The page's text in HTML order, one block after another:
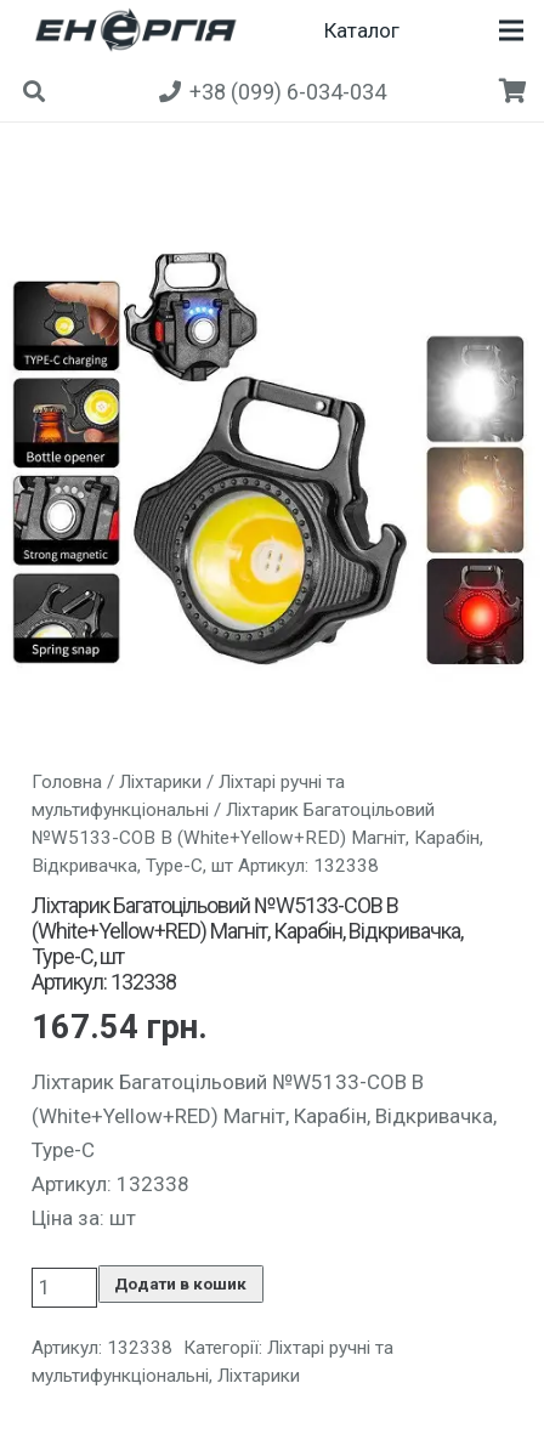
Каталог
+38 (099) 6-034-034
Головна/ Ліхтарики / Ліхтарі ручні та
мультифункціональні / Ліхтарик Багатоцільовий
№W5133-COB B (White+Yellow+RED) Магніт, Карабін,
Відкривачка, Type-C, шт Артикул: 132338
Ліхтарик Багатоцільовий №W5133-COB B
(White+Yellow+RED) Магніт, Карабін, Відкривачка,
Type-C, шт
Артикул: 132338
167.54 грн.
Ліхтарик Багатоцільовий №W5133-COB B
(White+Yellow+RED) Магніт, Карабін, Відкривачка,
Type-C
Артикул: 132338
Ціна за: шт
Додати в кошик
Артикул: 132338 Категорії: Ліхтарі ручні та
мультифункціональні, Ліхтарики